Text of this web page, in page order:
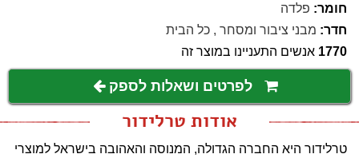
חומר: פלדה
חדר: מבני ציבור ומסחר , כל הבית
1770 אנשים התעניינו במוצר זה
לפרטים ושאלות לספק
אודות טרלידור
טרלידור היא החברה הגדולה, המנוסה והאהובה בישראל למוצרי